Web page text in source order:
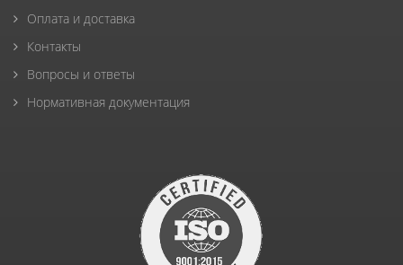
Оплата и доставка
Контакты
Вопросы и ответы
Нормативная документация